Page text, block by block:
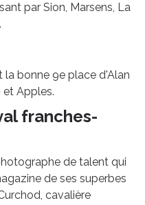
par Sion, Marsens, La
la bonne 9e place d'Alan
et Apples.
franches-
de talent qui
de ses superbes
cavalière